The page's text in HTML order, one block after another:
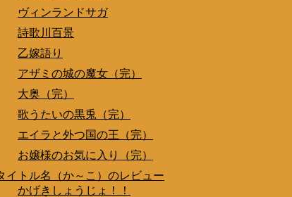
ヴィンランドサガ
詩歌川百景
乙嫁語り
アザミの城の魔女（完）
大奥（完）
歌うたいの黒兎（完）
エイラと外つ国の王（完）
お嬢様のお気に入り（完）
イトル名（か～こ）のレビュー
かげきしょうじょ！！